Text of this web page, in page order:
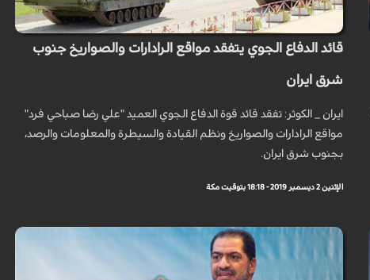
قائد الدفاع الجوي يتفقد مواقع الرادارات والصواريخ جنوب
شرق ايران
ايران _ الكوثر: تفقد قائد قوة الدفاع الجوي العميد "علي رضا صباحي فرد"
مواقع الرادارات والصواريخ ونظم القيادة والسيطرة والمعلومات والرصد،
بجنوب شرق ايران.
الإثنين 2 ديسمبر 2019 - 18:18 بتوقيت مكة